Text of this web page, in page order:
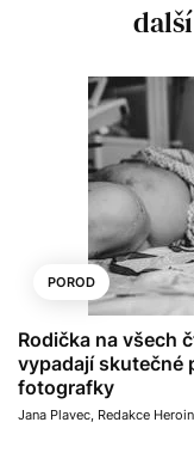
POROD
Rodička na všech
vypadají skutečné
fotografky
Jana Plavec Redakce